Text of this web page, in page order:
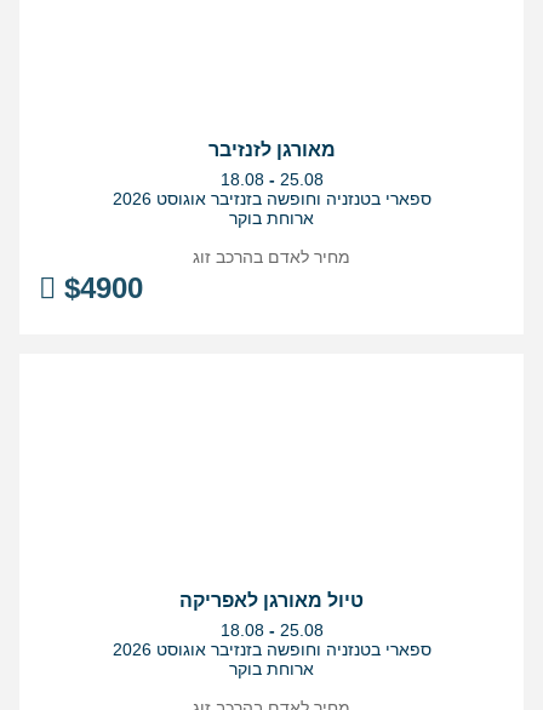
מאורגן לזנזיבר
בין
התאריכים,
18.08 - 25.08
ספארי בטנזניה וחופשה בזנזיבר אוגוסט 2026
ארוחת בוקר
$4900
מחיר לאדם בהרכב זוג
טיול מאורגן לאפריקה
בין
התאריכים,
18.08 - 25.08
ספארי בטנזניה וחופשה בזנזיבר אוגוסט 2026
ארוחת בוקר